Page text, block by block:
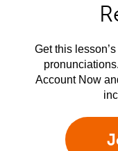
Get this
Account Now